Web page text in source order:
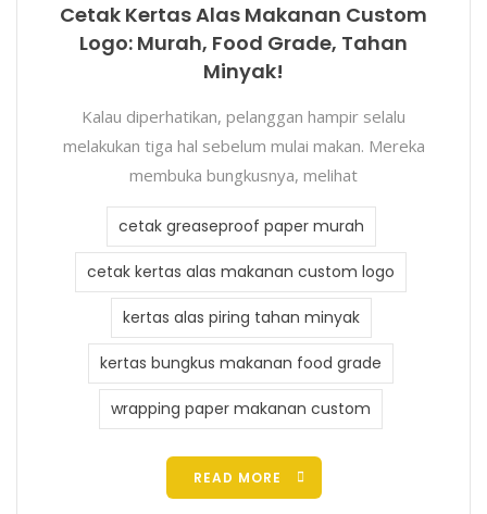
Cetak Kertas Alas Makanan Custom
Logo: Murah, Food Grade, Tahan
Minyak!
Kalau diperhatikan, pelanggan hampir selalu
melakukan tiga hal sebelum mulai makan. Mereka
membuka bungkusnya, melihat
cetak greaseproof paper murah
cetak kertas alas makanan custom logo
kertas alas piring tahan minyak
kertas bungkus makanan food grade
wrapping paper makanan custom
READ MORE